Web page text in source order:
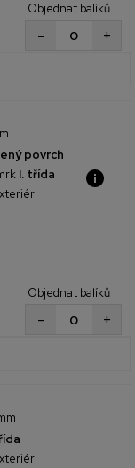
Objednat balíků
+
-
povrch
I. třída
Objednat balíků
+
-